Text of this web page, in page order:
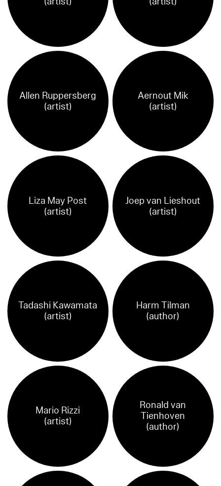
Allen Ruppersberg
(artist)
Aernout Mik
(artist)
Liza May Post
(artist)
Joep van Lieshout
(artist)
Tadashi Kawamata
(artist)
Harm Tilman
(author)
Mario Rizzi
(artist)
Ronald van
Tienhoven
(author)